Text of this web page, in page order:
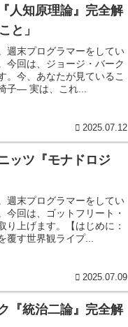
人知原理論』完全解
と」
週末プログラマーをしてい
今回は、ジョージ・バーク
。今、あなたが見ているこ
子— 実は、これ...
2025.07.12
ッツ『モナドロジ
週末プログラマーをしてい
今回は、ゴットフリート・
り上げます。【はじめに：
す世界観ライプ...
2025.07.09
『統治二論』完全解